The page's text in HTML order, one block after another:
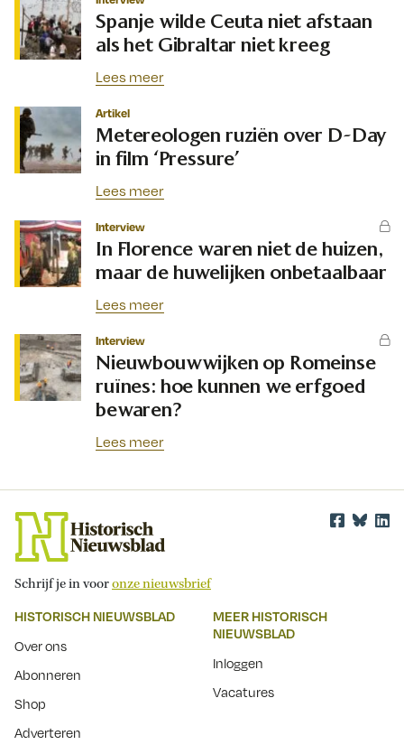
Spanje wilde Ceuta niet afstaan
als het Gibraltar niet kreeg
Lees meer
Artikel
Metereologen ruziën over D-Day
in film ‘Pressure’
Lees meer
Interview
In Florence waren niet de huizen,
maar de huwelijken onbetaalbaar
Lees meer
Interview
Nieuwbouwwijken op Romeinse
ruïnes: hoe kunnen we erfgoed
bewaren?
Lees meer
Schrijf je in vooronze nieuwsbrief
HISTORISCH NIEUWSBLAD
Over ons
Abonneren
Shop
Adverteren
MEER HISTORISCH
NIEUWSBLAD
Inloggen
Vacatures